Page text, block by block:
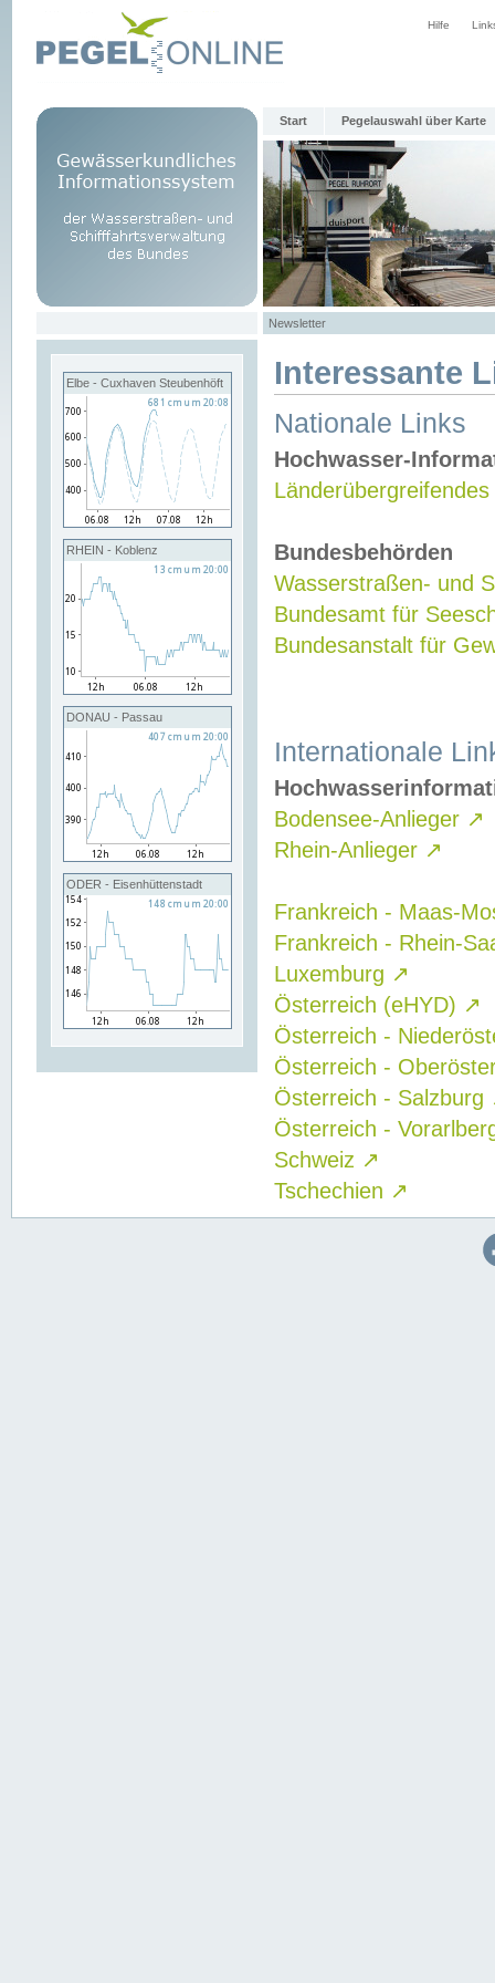
Hilfe
Start Pegelauswahl über Karte
Newsletter
Elbe - Cuxhaven Steubenhöft
RHEIN - Koblenz
DONAU - Passau
ODER - Eisenhüttenstadt
Interessante
Nationale Links
Hochwasser-
Bundesbehörden
Wasserstraßen- und
Bundesamt für
Bundesanstalt für
Internationale
Bodensee-Anlieger ↗
Rhein-Anlieger ↗
Frankreich - Maas-
Frankreich - Rhein-
Luxemburg ↗
Österreich (eHYD) ↗
Österreich -
Österreich -
Österreich - Salzburg
Österreich -
Schweiz ↗
Tschechien ↗